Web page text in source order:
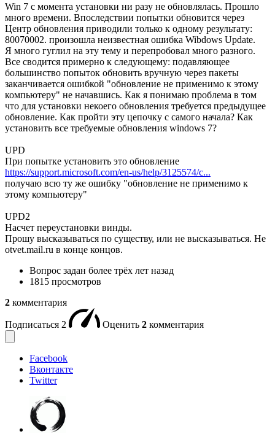
Win 7 с момента установки ни разу не обновлялась. Прошло
много времени. Впоследствии попытки обновится через
Центр обновления приводили только к одному результату:
80070002. произошла неизвестная ошибка Wibdows Update.
Я много гуглил на эту тему и перепробовал много разного.
Все сводится примерно к следующему: подавляющее
большинство попыток обновить вручную через пакеты
заканчивается ошибкой "обновление не применимо к этому
компьютеру" не начавшись. Как я понимаю проблема в том
что для установки некоего обновления требуется предыдущее
обновление. Как пройти эту цепочку с самого начала? Как
установить все требуемые обновления windows 7?
UPD
При попытке установить это обновление
https://support.microsoft.com/en-us/help/3125574/c...
получаю всю ту же ошибку "обновление не применимо к
этому компьютеру"
UPD2
Насчет переустановки винды.
Прошу высказываться по существу, или не высказываться. Не
otvet.mail.ru в конце концов.
Вопрос задан более трёх лет назад
1815 просмотров
2 комментария
Подписаться 2 Оценить 2 комментария
Facebook
Вконтакте
Twitter